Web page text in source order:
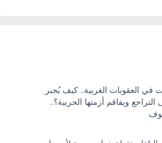
في العقوبات الغربية.. كيف يُجبر
ويفاقم أزمتها الحربية؟..